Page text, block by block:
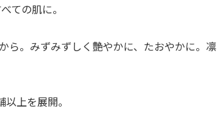
ての肌に。
ら。みずみずしく艶やかに、たおやかに。凛
上を展開。